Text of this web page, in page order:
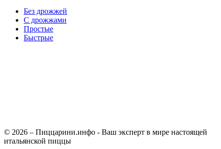
Без дрожжей
С дрожжами
Простые
Быстрые
© 2026 – Пиццарини.инфо - Ваш эксперт в мире настоящей
итальянской пиццы